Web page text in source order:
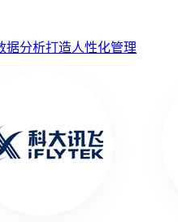
据分析打造人性化管理